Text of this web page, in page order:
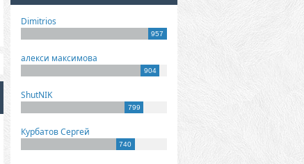
Dimitrios
957
алекси максимова
904
ShutNIK
799
Курбатов Сергей
740